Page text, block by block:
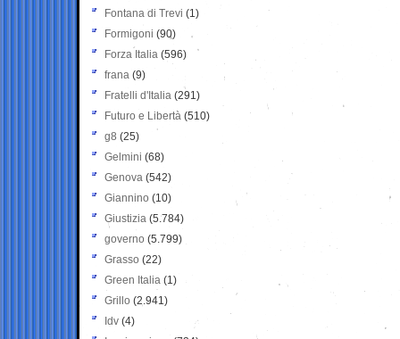
Fontana di Trevi (1)
Formigoni (90)
Forza Italia (596)
frana (9)
Fratelli d'Italia (291)
Futuro e Libertà (510)
g8 (25)
Gelmini (68)
Genova (542)
Giannino (10)
Giustizia (5.784)
governo (5.799)
Grasso (22)
Green Italia (1)
Grillo (2.941)
Idv (4)